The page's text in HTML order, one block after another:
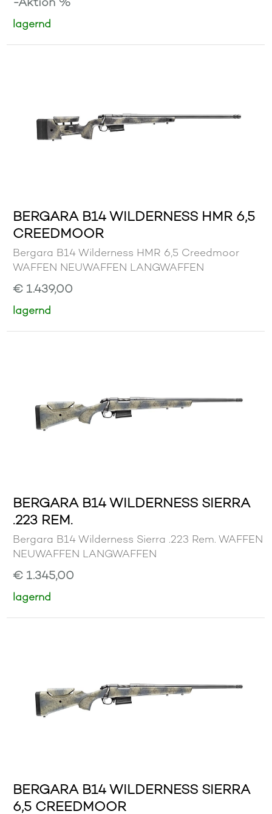
lagernd
BERGARA B14 WILDERNESS HMR 6,5
CREEDMOOR
Bergara B14 Wilderness HMR 6,5 Creedmoor
WAFFEN NEUWAFFEN LANGWAFFEN
€ 1.439,00
lagernd
BERGARA B14 WILDERNESS SIERRA
.223 REM.
Bergara B14 Wilderness Sierra .223 Rem. WAFFEN
NEUWAFFEN LANGWAFFEN
€ 1.345,00
lagernd
BERGARA B14 WILDERNESS SIERRA
6,5 CREEDMOOR